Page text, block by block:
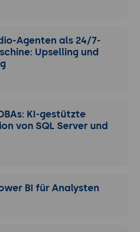
Agenten als 24/7-
Upselling und
KI-gestützte
von SQL Server und
BI für Analysten